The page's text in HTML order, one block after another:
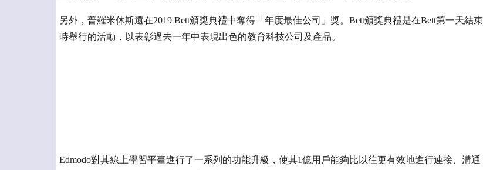
另外，普羅米休斯還在2019 Bett頒獎典禮中奪得「年度最佳公司」獎。Bett頒獎典禮是在Bett第一天結束
時舉行的活動，以表彰過去一年中表現出色的教育科技公司及產品。
Edmodo對其線上學習平臺進行了一系列的功能升級，使其1億用戶能夠比以往更有效地進行連接、溝通